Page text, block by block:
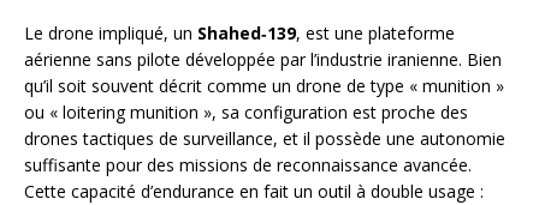
Le drone impliqué, un Shahed‑139, est une plateforme
aérienne sans pilote développée par l’industrie iranienne. Bien
qu’il soit souvent décrit comme un drone de type « munition »
ou « loitering munition », sa configuration est proche des
drones tactiques de surveillance, et il possède une autonomie
suffisante pour des missions de reconnaissance avancée.
Cette capacité d’endurance en fait un outil à double usage :